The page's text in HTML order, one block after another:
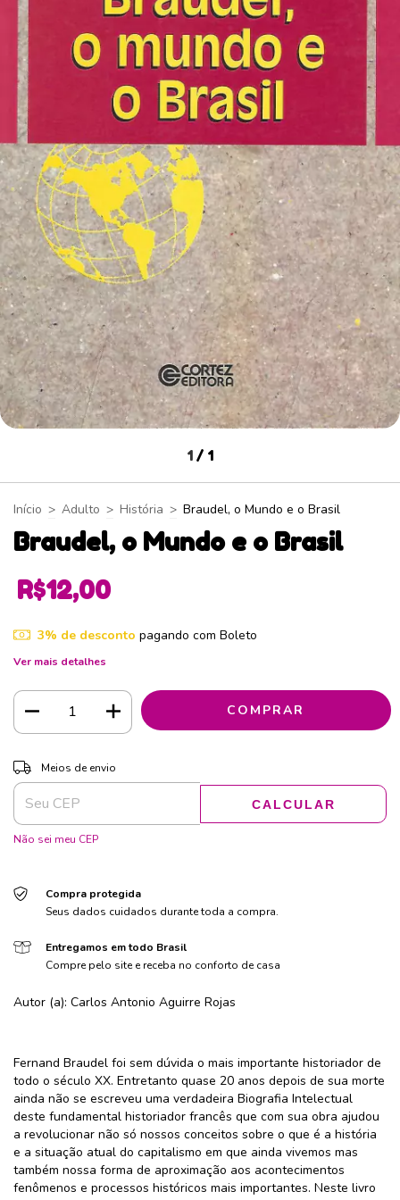
1 / 1
Início > Adulto > História > Braudel, o Mundo e o Brasil
Braudel, o Mundo e o Brasil
R$12,00
3% de desconto pagando com Boleto
Ver mais detalhes
Entregas para o CEP:
Meios de envio
CALCULAR
Não sei meu CEP
Compra protegida
Seus dados cuidados durante toda a compra.
Entregamos em todo Brasil
Compre pelo site e receba no conforto de casa
Autor (a): Carlos Antonio Aguirre Rojas
Fernand Braudel foi sem dúvida o mais importante historiador de
todo o século XX. Entretanto quase 20 anos depois de sua morte
ainda não se escreveu uma verdadeira Biografia Intelectual
deste fundamental historiador francês que com sua obra ajudou
a revolucionar não só nossos conceitos sobre o que é a história
e a situação atual do capitalismo em que ainda vivemos mas
também nossa forma de aproximação aos acontecimentos
fenômenos e processos históricos mais importantes. Neste livro